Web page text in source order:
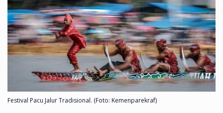
Festival Pacu Jalur Tradisional. (Foto: Kemenparekraf)